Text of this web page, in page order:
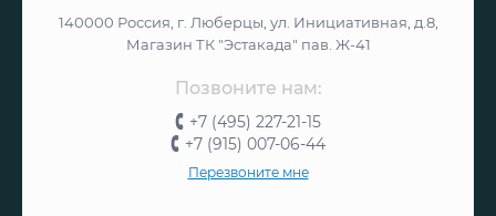
140000 Россия, г. Люберцы, ул. Инициативная, д.8,
Магазин ТК "Эстакада" пав. Ж-41
Позвоните нам:
+7 (495) 227-21-15
+7 (915) 007-06-44
Перезвоните мне